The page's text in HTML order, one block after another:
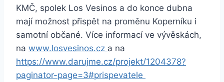
KMČ, spolek Los Vesinos a do konce dubna
mají možnost přispět na proměnu Koperníku i
samotní občané. Více informací ve vývěskách,
na www.losvesinos.cz a na
https://www.darujme.cz/projekt/1204378?
paginator-page=3#prispevatele